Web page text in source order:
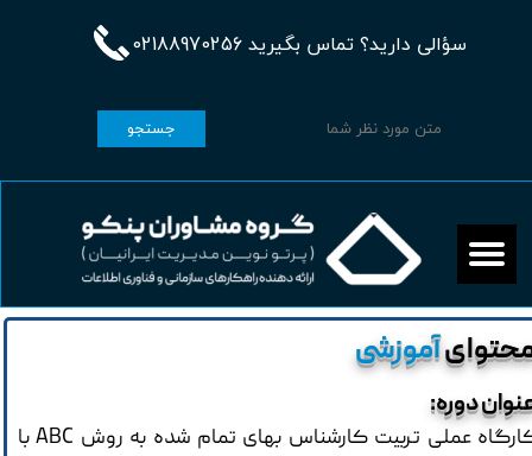
سؤالی دارید؟ تماس بگیرید 02188970256
جستجو
آموزشی
دوره:
کارگاه عملی تربیت کارشناس بهای تمام شده به روش ABC با